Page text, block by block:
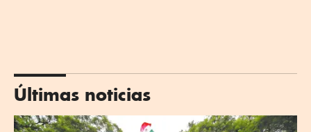
Últimas noticias